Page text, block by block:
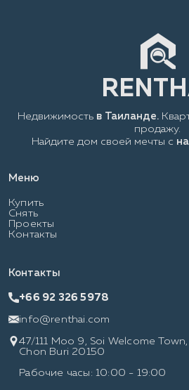
Меню
Купить
Снять
Проекты
Контакты
Недвижимость в Таиланде.
продажу.
Найдите дом своей мечты с
Контакты
+66 92 326 5978
info@renthai.com
47/111 Moo 9, Soi Welcome
Chon Buri 20150
Рабочие часы: 10:00 - 19:00